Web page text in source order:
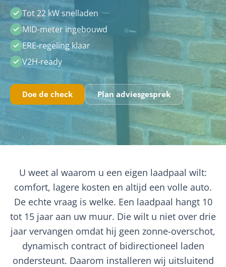
Tot 22 kW snelladen
MID-meter ingebouwd
ERE-regeling klaar
V2H-ready
Doe de check Plan adviesgesprek
U weet al waarom u een eigen laadpaal wilt:
comfort, lagere kosten en altijd een volle auto.
De echte vraag is welke. Een laadpaal hangt 10
tot 15 jaar aan uw muur. Die wilt u niet over drie
jaar vervangen omdat hij geen zonne-overschot,
dynamisch contract of bidirectioneel laden
ondersteunt. Daarom installeren wij uitsluitend